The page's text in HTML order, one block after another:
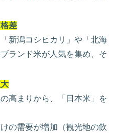
差
新潟コシヒカリ」や「北海
ランド米が人気を集め、そ
高まりから、「日本米」を
の需要が増加（観光地の飲